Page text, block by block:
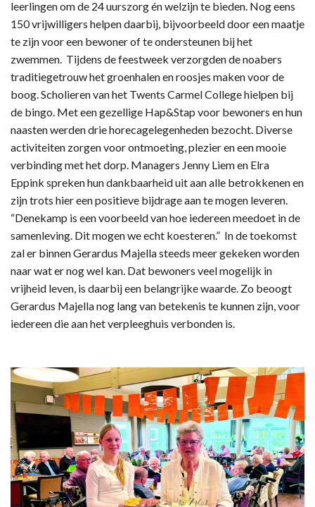
leerlingen om de 24 uurszorg én welzijn te bieden. Nog eens
150 vrijwilligers helpen daarbij, bijvoorbeeld door een maatje
te zijn voor een bewoner of te ondersteunen bij het
zwemmen. Tijdens de feestweek verzorgden de noabers
traditiegetrouw het groenhalen en roosjes maken voor de
boog. Scholieren van het Twents Carmel College hielpen bij
de bingo. Met een gezellige Hap&Stap voor bewoners en hun
naasten werden drie horecagelegenheden bezocht. Diverse
activiteiten zorgen voor ontmoeting, plezier en een mooie
verbinding met het dorp. Managers Jenny Liem en Elra
Eppink spreken hun dankbaarheid uit aan alle betrokkenen en
zijn trots hier een positieve bijdrage aan te mogen leveren.
“Denekamp is een voorbeeld van hoe iedereen meedoet in de
samenleving. Dit mogen we echt koesteren.” In de toekomst
zal er binnen Gerardus Majella steeds meer gekeken worden
naar wat er nog wel kan. Dat bewoners veel mogelijk in
vrijheid leven, is daarbij een belangrijke waarde. Zo beoogt
Gerardus Majella nog lang van betekenis te kunnen zijn, voor
iedereen die aan het verpleeghuis verbonden is.